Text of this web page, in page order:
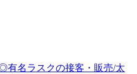
有名ラスクの接客・販売/太